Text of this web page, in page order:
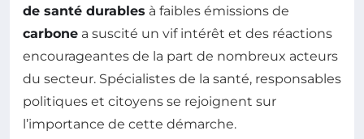
de santé durables à faibles émissions de
carbone a suscité un vif intérêt et des réactions
encourageantes de la part de nombreux acteurs
du secteur. Spécialistes de la santé, responsables
politiques et citoyens se rejoignent sur
l’importance de cette démarche.